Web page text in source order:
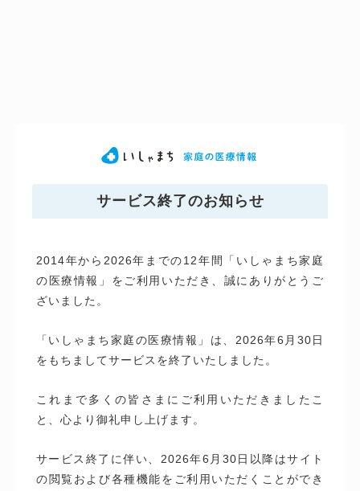
サービス終了のお知らせ
2014年から2026年までの12年間「いしゃまち家庭
の医療情報」をご利用いただき、誠にありがとうご
ざいました。
「いしゃまち家庭の医療情報」は、2026年6月30日
をもちましてサービスを終了いたしました。
これまで多くの皆さまにご利用いただきましたこ
と、心より御礼申し上げます。
サービス終了に伴い、2026年6月30日以降はサイト
の閲覧および各種機能をご利用いただくことができ